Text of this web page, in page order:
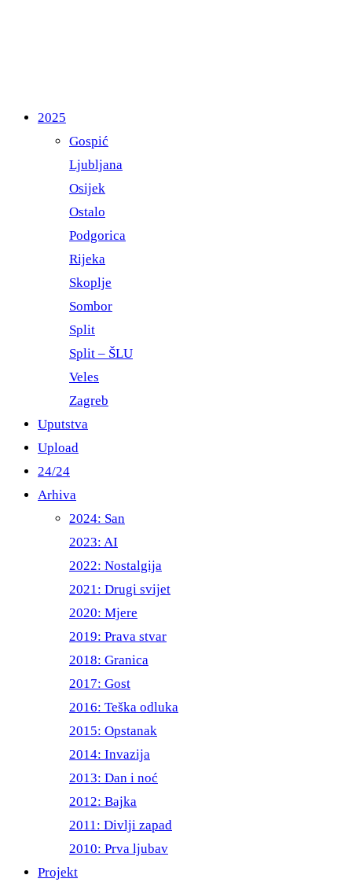
2025
Gospić
Ljubljana
Osijek
Ostalo
Podgorica
Rijeka
Skoplje
Sombor
Split
Split – ŠLU
Veles
Zagreb
Uputstva
Upload
24/24
Arhiva
2024: San
2023: AI
2022: Nostalgija
2021: Drugi svijet
2020: Mjere
2019: Prava stvar
2018: Granica
2017: Gost
2016: Teška odluka
2015: Opstanak
2014: Invazija
2013: Dan i noć
2012: Bajka
2011: Divlji zapad
2010: Prva ljubav
Projekt